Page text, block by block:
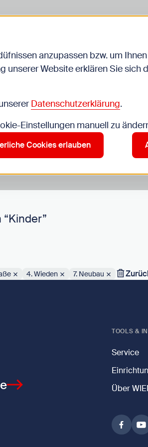
4. Wieden 7. Neubau
TOOLS &
Service
Über
anzupassen bzw. um
unserer Website erklären Sie sich
Datenschutzerklärung.
Einstellungen manuell zu
Cookies erlauben